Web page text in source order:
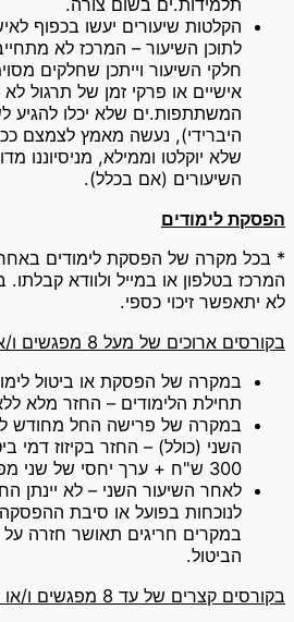
תלמידות.ים בשום צורה.
הקלטות שיעורים יעשו בכפוף
לתוכן השיעור – המרכז לא
חלקי השיעור וייתכן שחלקים
אישיים או פרקי זמן של תרגול לא
המשתתפות.ים שלא יכלו להגיע
היברידי), נעשה מאמץ לצמצם
שלא יוקלטו וממילא, מניסיוננו
השיעורים (אם בכלל).
הפסקת לימודים
* בכל מקרה של הפסקת לימודים
המרכז בטלפון או במייל ולוודא
לא יתאפשר זיכוי כספי.
בקורסים ארוכים של מעל 8 מפגשים ו/או מעל 24 שעות שעון
במקרה של הפסקת או ביטול
תחילת הלימודים – החזר מלא
במקרה של פרישה החל מחודש
השני (כולל) – החזר בקיזוז דמי
300 ש"ח + ערך יחסי של שני מפגשים.
לאחר השיעור השני – לא יינתן
לנוכחות בפועל או סיבת
במקרים חריגים תאושר חזרה
הביטול.
בקורסים קצרים של עד 8 מפגשים ו/או מפגשים וסדנאות יומיים